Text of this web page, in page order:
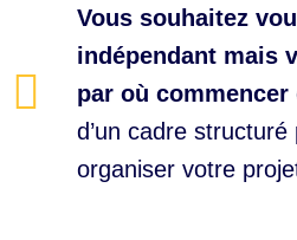
Vous souhaitez
indépendant mais
par où commencer
d’un cadre
organiser votre